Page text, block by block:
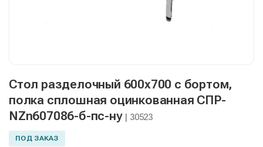
Стол разделочный 600х700 с бортом,
полка сплошная оцинкованная СПР-
NZn607086-б-пс-ну | 30523
ПОД ЗАКАЗ